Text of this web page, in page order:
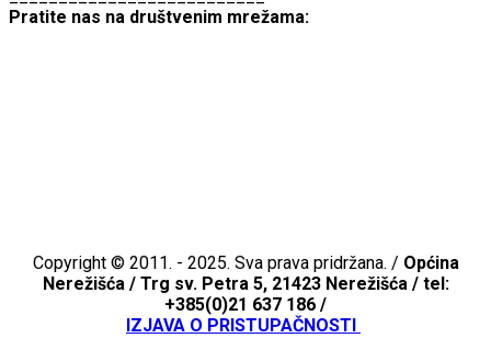
Pratite nas na društvenim mrežama:
Copyright © 2011. - 2025. Sva prava pridržana. / Općina
Nerežišća /Trg sv. Petra 5, 21423 Nerežišća / tel:
+385(0)21 637 186 /
IZJAVA O PRISTUPAČNOSTI